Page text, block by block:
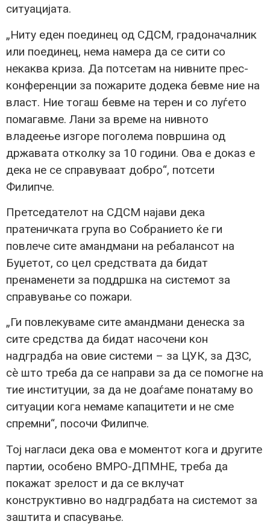
ситуацијата.
„Ниту еден поединец од СДСМ, градоначалник
или поединец, нема намера да се сити со
некаква криза. Да потсетам на нивните прес-
конференции за пожарите додека бевме ние на
власт. Ние тогаш бевме на терен и со луѓето
помагавме. Лани за време на нивното
владеење изгоре поголема површина од
државата отколку за 10 години. Ова е доказ е
дека не се справуваат добро“, потсети
Филипче.
Претседателот на СДСМ најави дека
пратеничката група во Собранието ќе ги
повлече сите амандмани на ребалансот на
Буџетот, со цел средствата да бидат
пренаменети за поддршка на системот за
справување со пожари.
„Ги повлекуваме сите амандмани денеска за
сите средства да бидат насочени кон
надградба на овие системи – за ЦУК, за ДЗС,
сè што треба да се направи за да се помогне на
тие институции, за да не доаѓаме понатаму во
ситуации кога немаме капацитети и не сме
спремни“, посочи Филипче.
Тој нагласи дека ова е моментот кога и другите
партии, особено ВМРО-ДПМНЕ, треба да
покажат зрелост и да се вклучат
конструктивно во надградбата на системот за
заштита и спасување.